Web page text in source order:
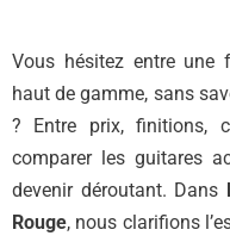
Vous hésitez entre une
haut de gamme, sans
? Entre prix, finitions,
comparer les guitares
devenir déroutant. Dans
Rouge, nous clarifions